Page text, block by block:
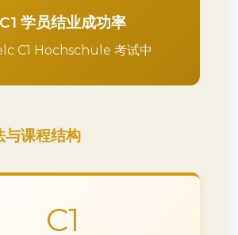
C1 学员结业成功率
C1 Hochschule 考试中
与课程结构
C1